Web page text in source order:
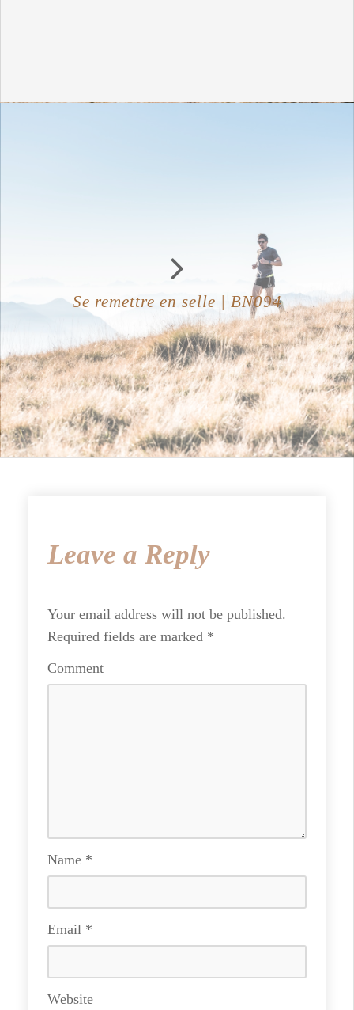
Se remettre en selle | BN094
Leave a Reply
Your email address will not be published.
Required fields are marked *
Comment
Name *
Email *
Website